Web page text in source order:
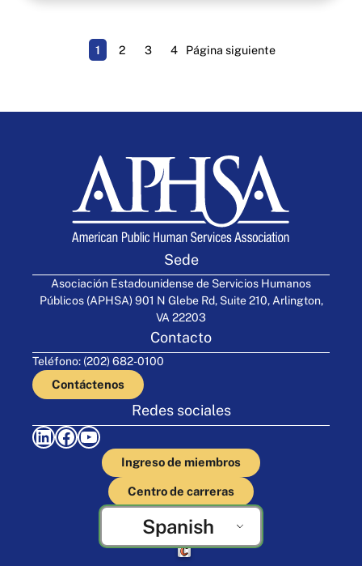
1 2 3 4 Página siguiente
Sede
Asociación Estadounidense de Servicios Humanos
Públicos (APHSA) 901 N Glebe Rd, Suite 210, Arlington,
VA 22203
Contacto
Teléfono: (202) 682-0100
Contáctenos
Redes sociales
LinkedIn Facebook YouTube
Ingreso de miembros
Centro de carreras
Spanish
Elaborado por Cornershop Creative